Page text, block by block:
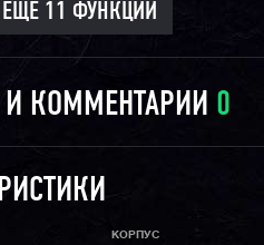
КОММЕНТАРИИ 0
КОРПУС